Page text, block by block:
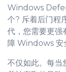
Windows
个? 斥着后门程
代，您需要更强
障 Windows 安
不仅如此。每当